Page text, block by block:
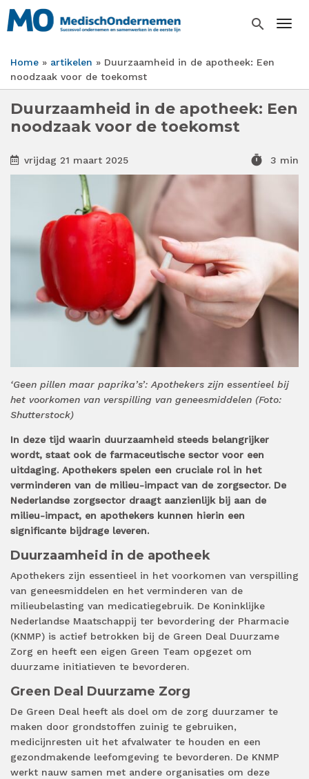
Overslaan
en
inhoud
gaan
search
Kruimelpad
Home artikelen
Duurzaamheid in de apotheek: Een
noodzaak voor de toekomst
Duurzaamheid in de apotheek: Een
noodzaak voor de toekomst
vrijdag 21 maart 2025 timer 3 min
‘Geen pillen maar paprika’s’: Apothekers zijn essentieel bij
het voorkomen van verspilling van geneesmiddelen (Foto:
Shutterstock)
In deze tijd waarin duurzaamheid steeds belangrijker
wordt, staat ook de farmaceutische sector voor een
uitdaging. Apothekers spelen een cruciale rol in het
verminderen van de milieu-impact van de zorgsector. De
Nederlandse zorgsector draagt aanzienlijk bij aan de
milieu-impact, en apothekers kunnen hierin een
significante bijdrage leveren.
Duurzaamheid in de apotheek
Apothekers zijn essentieel in het voorkomen van verspilling
van geneesmiddelen en het verminderen van de
milieubelasting van medicatiegebruik. De Koninklijke
Nederlandse Maatschappij ter bevordering der Pharmacie
(KNMP) is actief betrokken bij de Green Deal Duurzame
Zorg en heeft een eigen Green Team opgezet om
duurzame initiatieven te bevorderen.
Green Deal Duurzame Zorg
De Green Deal heeft als doel om de zorg duurzamer te
maken door grondstoffen zuinig te gebruiken,
medicijnresten uit het afvalwater te houden en een
gezondmakende leefomgeving te bevorderen. De KNMP
werkt nauw samen met andere organisaties om deze